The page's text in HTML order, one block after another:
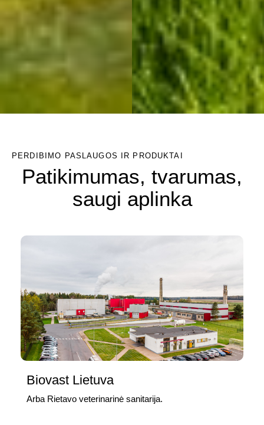
PERDIBIMO PASLAUGOS IR PRODUKTAI
Patikimumas, tvarumas,
saugi aplinka
Biovast Lietuva
Arba Rietavo veterinarinė sanitarija.